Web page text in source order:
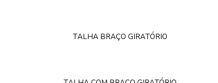
TALHA BRAÇO GIRATÓRIO